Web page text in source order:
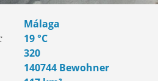
Málaga
19 °C
320
140744 Bewohner